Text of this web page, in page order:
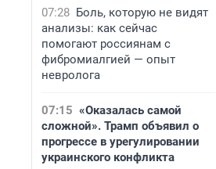
07:28 Боль, которую не видят
анализы: как сейчас
помогают россиянам с
фибромиалгией — опыт
невролога
07:15 «Оказалась самой
сложной». Трамп объявил о
прогрессе в урегулировании
украинского конфликта